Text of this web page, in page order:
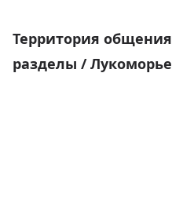
Территория общения
разделы /Лукоморье